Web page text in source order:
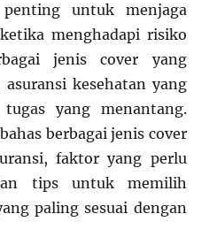
untuk menjaga
menghadapi risiko
jenis cover yang
kesehatan yang
yang menantang.
berbagai jenis cover
faktor yang perlu
tips untuk memilih
paling sesuai dengan